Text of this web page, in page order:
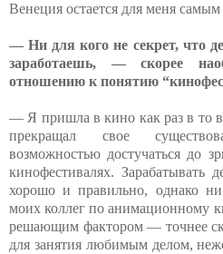
Венеция остается для меня
— Ни для кого не секрет, что
заработаешь, — скорее
отношению к понятию
— Я пришла в кино как раз в то
прекращал свое
возможностью достучаться до
кинофестивалях.
хорошо и правильно, однако
моих коллег по анимационному
решающим фактором — точнее
для занятия любимым делом,